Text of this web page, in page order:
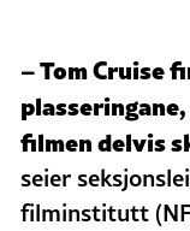
– Tom Cruise
filmen delvis
seier
filminstitutt